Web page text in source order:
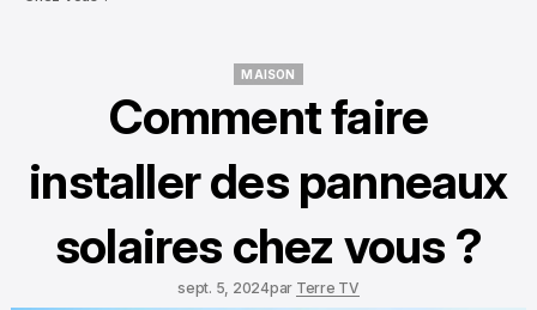
MAISON
Comment faire
installer des panneaux
solaires chez vous ?
sept. 5, 2024par Terre TV